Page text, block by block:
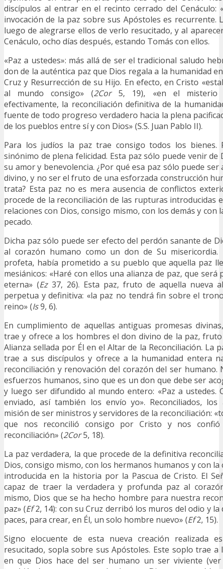
discípulos al entrar en el recinto cerrado del Cenáculo:
invocación de la paz sobre sus Apóstoles es recurrente.
luego de alegrarse ellos de verlo resucitado, y al
Cenáculo, ocho días después, estando Tomás con ellos.
«Paz a ustedes»: más allá de ser el tradicional saludo
don de la auténtica paz que Dios regala a la humanidad
Cruz y Resurrección de su Hijo. En efecto, en Cristo
al mundo consigo» (2Cor5, 19), «en el misterio
efectivamente, la reconciliación definitiva de la
fuente de todo progreso verdadero hacia la plena
de los pueblos entre sí y con Dios» (S.S. Juan Pablo II).
Para los judíos la paz trae consigo todos los
sinónimo de plena felicidad. Esta paz sólo puede venir de
su amor y benevolencia. ¿Por qué esa paz sólo puede
divino, y no ser el fruto de una esforzada construcción
trata? Esta paz no es mera ausencia de conflictos
procede de la reconciliación de las rupturas introducidas
relaciones con Dios, consigo mismo, con los demás y con
pecado.
Dicha paz sólo puede ser efecto del perdón sanante de
al corazón humano como un don de Su
profeta, había prometido a su pueblo que aquella paz
mesiánicos: «Haré con ellos una alianza de paz, que será
eterna» (Ez37, 26). Esta paz, fruto de aquella nueva
perpetua y definitiva: «la paz no tendrá fin sobre el
reino» (Is9, 6).
En cumplimiento de aquellas antiguas promesas
trae y ofrece a los hombres el don divino de la paz,
Alianza sellada por Él en el Altar de la Reconciliación. La
trae a sus discípulos y ofrece a la humanidad entera
reconciliación y renovación del corazón del ser humano.
esfuerzos humanos, sino que es un don que debe ser
y luego ser difundido al mundo entero: «Paz a ustedes.
enviado, así también los envío yo». Reconciliados,
misión de ser ministros y servidores de la reconciliación:
que nos reconcilió consigo por Cristo y nos
reconciliación» (2Cor5, 18).
La paz verdadera, la que procede de la definitiva
Dios, consigo mismo, con los hermanos humanos y con la
introducida en la historia por la Pascua de Cristo. El
capaz de traer la verdadera y profunda paz al
mismo, Dios que se ha hecho hombre para nuestra
paz» (Ef2, 14): con su Cruz derribó los muros del odio y la
paces, para crear, en Él, un solo hombre nuevo» (Ef2, 15).
Signo elocuente de esta nueva creación realizada
resucitado, sopla sobre sus Apóstoles. Este soplo trae
en que Dios hace del ser humano un ser viviente